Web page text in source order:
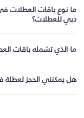
ما نوع باقات العطلات
دبي للعطلات؟
ما الذي تشمله باقات
هل يمكنني الحجز لعطلة